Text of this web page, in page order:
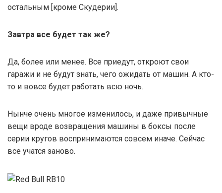
остальным [кроме Скудерии].
Завтра все будет так же?
Да, более или менее. Все приедут, откроют свои
гаражи и не будут знать, чего ожидать от машин. А кто-
то и вовсе будет работать всю ночь.
Нынче очень многое изменилось, и даже привычные
вещи вроде возвращения машины в боксы после
серии кругов воспринимаются совсем иначе. Сейчас
все учатся заново.